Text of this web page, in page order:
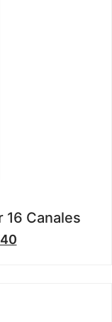
16 Canales